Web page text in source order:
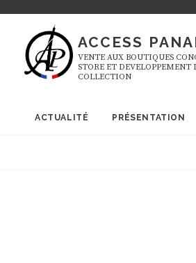
content
ACCESS
VENTE AUX BOUTIQUES
STORE ET DEVELOPPEMENT
COLLECTION
ACTUALITÉ PRÉSENTATION